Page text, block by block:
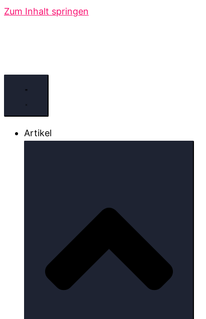
Zum Inhalt springen
Artikel